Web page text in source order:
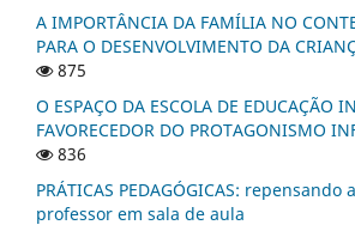
A IMPORTÂNCIA DA FAMÍLIA NO
PARA O DESENVOLVIMENTO DA
875
O ESPAÇO DA ESCOLA DE EDUCAÇÃO
FAVORECEDOR DO PROTAGONISMO
836
PRÁTICAS PEDAGÓGICAS: repensando
professor em sala de aula